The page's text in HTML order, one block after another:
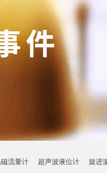
流量计 超声波液位计 旋进